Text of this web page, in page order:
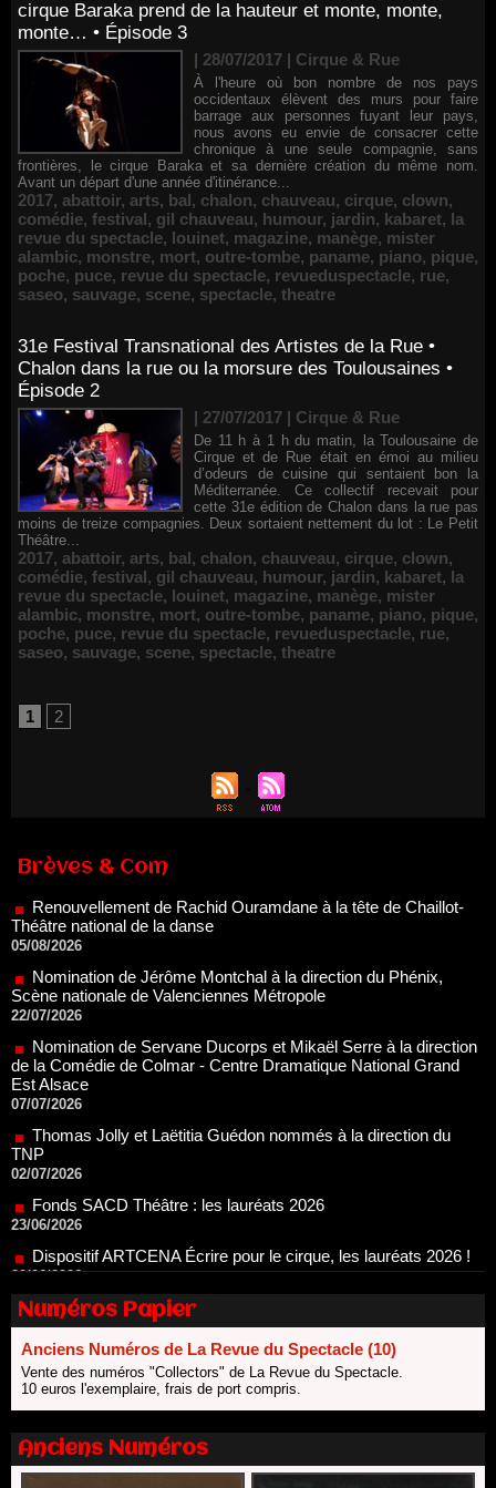
cirque Baraka prend de la hauteur et monte, monte,
monte… • Épisode 3
| 28/07/2017 | Cirque & Rue
À l'heure où bon nombre de nos pays
occidentaux élèvent des murs pour faire
barrage aux personnes fuyant leur pays,
nous avons eu envie de consacrer cette
chronique à une seule compagnie, sans
frontières, le cirque Baraka et sa dernière création du même nom.
Avant un départ d'une année d'itinérance...
2017, abattoir, arts, bal, chalon, chauveau, cirque, clown,
comédie, festival, gil chauveau, humour, jardin, kabaret, la
revue du spectacle, louinet, magazine, manège, mister
alambic, monstre, mort, outre-tombe, paname, piano, pique,
poche, puce, revue du spectacle, revueduspectacle, rue,
saseo, sauvage, scene, spectacle, theatre
31e Festival Transnational des Artistes de la Rue •
Chalon dans la rue ou la morsure des Toulousaines •
Épisode 2
| 27/07/2017 | Cirque & Rue
De 11 h à 1 h du matin, la Toulousaine de
Cirque et de Rue était en émoi au milieu
d’odeurs de cuisine qui sentaient bon la
Méditerranée. Ce collectif recevait pour
cette 31e édition de Chalon dans la rue pas
moins de treize compagnies. Deux sortaient nettement du lot : Le Petit
Théâtre...
2017, abattoir, arts, bal, chalon, chauveau, cirque, clown,
comédie, festival, gil chauveau, humour, jardin, kabaret, la
revue du spectacle, louinet, magazine, manège, mister
alambic, monstre, mort, outre-tombe, paname, piano, pique,
poche, puce, revue du spectacle, revueduspectacle, rue,
saseo, sauvage, scene, spectacle, theatre
1 2
Brèves & Com
Théâtre national de la danse
05/08/2026
Nomination de Jérôme Montchal à la direction du Phénix,
Scène nationale de Valenciennes Métropole
22/07/2026
Nomination de Servane Ducorps et Mikaël Serre à la direction
de la Comédie de Colmar - Centre Dramatique National Grand
Est Alsace
Thomas Jolly et Laëtitia Guédon nommés à la direction du
TNP
02/07/2026
Fonds SACD Théâtre : les lauréats 2026
23/06/2026
Dispositif ARTCENA Écrire pour le cirque, les lauréats 2026 !
20/06/2026
Le palmarès des prix SACD 2026
18/06/2026
SACD
13/06/2026
Nomination de Nathalie Garraud et Olivier Saccomano à la
direction du Théâtre de Gennevilliers - CDN
13/06/2026
18/03/2026
Numéros Papier
Anciens Numéros de La Revue du Spectacle (10)
Vente des numéros "Collectors" de La Revue du Spectacle.
10 euros l'exemplaire, frais de port compris.
Anciens Numéros